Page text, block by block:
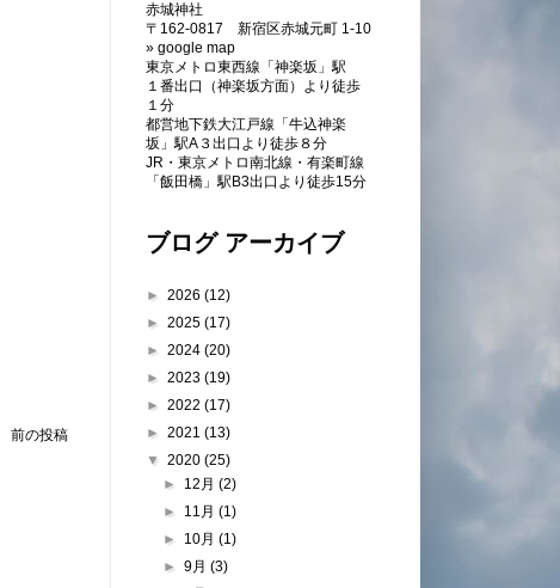
前の投稿
赤城神社
〒162-0817 新宿区赤城元町 1-10
» google map
東京メトロ東西線「神楽坂」駅
１番出口（神楽坂方面）より徒歩
１分
都営地下鉄大江戸線「牛込神楽
坂」駅A３出口より徒歩８分
JR・東京メトロ南北線・有楽町線
「飯田橋」駅B3出口より徒歩15分
ブログ アーカイブ
► 2026 (12)
► 2025 (17)
► 2024 (20)
► 2023 (19)
► 2022 (17)
► 2021 (13)
▼ 2020 (25)
► 12月(2)
► 11月(1)
► 10月(1)
►9月(3)